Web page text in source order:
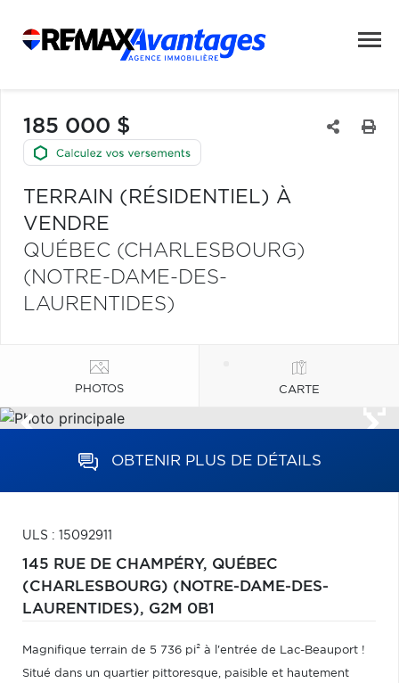
185 000 $
TERRAIN (RÉSIDENTIEL) À
VENDRE
QUÉBEC (CHARLESBOURG)
(NOTRE-DAME-DES-
LAURENTIDES)
PHOTOS CARTE
OBTENIR PLUS DE DÉTAILS
ULS : 15092911
145 RUE DE CHAMPÉRY, QUÉBEC
(CHARLESBOURG) (NOTRE-DAME-DES-
LAURENTIDES), G2M 0B1
Magnifique terrain de 5 736 pi² à l'entrée de Lac-Beauport !
Situé dans un quartier pittoresque, paisible et hautement